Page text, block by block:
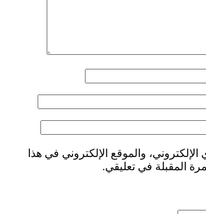
والموقع الإلكتروني في هذا
المقبلة في تعليقي.